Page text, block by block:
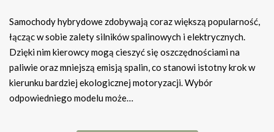
Samochody hybrydowe zdobywają coraz większą popularność,
łącząc w sobie zalety silników spalinowych i elektrycznych.
Dzięki nim kierowcy mogą cieszyć się oszczędnościami na
paliwie oraz mniejszą emisją spalin, co stanowi istotny krok w
kierunku bardziej ekologicznej motoryzacji. Wybór
odpowiedniego modelu może…